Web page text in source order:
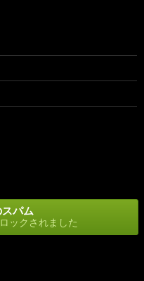
パム
ックされました